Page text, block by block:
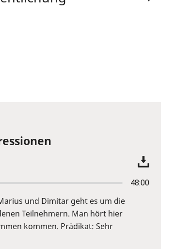
48:00
und Dimitar geht es um die
Teilnehmern. Man hört hier
kommen. Prädikat: Sehr